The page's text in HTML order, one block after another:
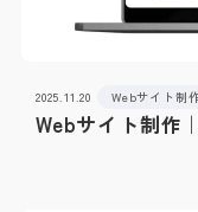
Webサイト制作
2025.11.20 Webサイト制